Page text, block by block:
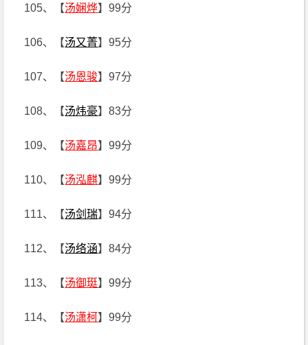
105、【汤娴烨】99分
106、【汤又菁】95分
107、【汤恩骏】97分
108、【汤炜豪】83分
109、【汤嘉昂】99分
110、【汤泓麒】99分
111、【汤剑瑞】94分
112、【汤络涵】84分
113、【汤御珽】99分
114、【汤潇柯】99分